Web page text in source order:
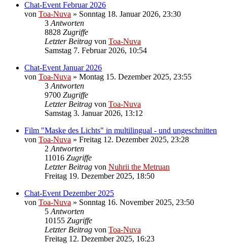
Chat-Event Februar 2026
von Toa-Nuva » Sonntag 18. Januar 2026, 23:30
3 Antworten
8828 Zugriffe
Letzter Beitrag von Toa-Nuva
Samstag 7. Februar 2026, 10:54
Chat-Event Januar 2026
von Toa-Nuva » Montag 15. Dezember 2025, 23:55
3 Antworten
9700 Zugriffe
Letzter Beitrag von Toa-Nuva
Samstag 3. Januar 2026, 13:12
Film "Maske des Lichts" in multilingual - und ungeschnitten
von Toa-Nuva » Freitag 12. Dezember 2025, 23:28
2 Antworten
11016 Zugriffe
Letzter Beitrag von Nuhrii the Metruan
Freitag 19. Dezember 2025, 18:50
Chat-Event Dezember 2025
von Toa-Nuva » Sonntag 16. November 2025, 23:50
5 Antworten
10155 Zugriffe
Letzter Beitrag von Toa-Nuva
Freitag 12. Dezember 2025, 16:23